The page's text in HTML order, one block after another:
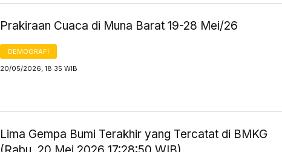
Prakiraan Cuaca di Muna Barat 19-28 Mei/26
DEMOGRAFI
20/05/2026, 18:35 WIB
Lima Gempa Bumi Terakhir yang Tercatat di BMKG